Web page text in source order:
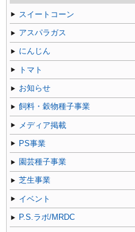
事
スイートコーン
アスパラガス
にんじん
トマト
お知らせ
飼料・穀物種子事業
メディア掲載
PS事業
園芸種子事業
芝生事業
イベント
P.S.ラボ/MRDC